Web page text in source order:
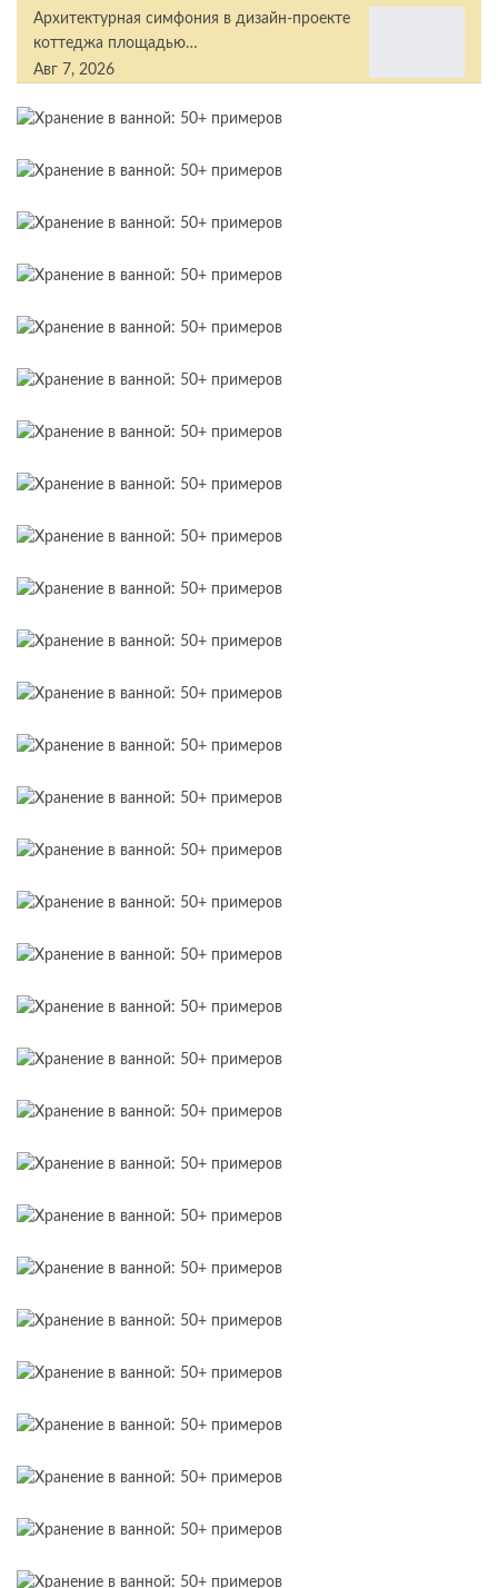
Архитектурная симфония в дизайн-проекте
коттеджа площадью…
Авг 7, 2026